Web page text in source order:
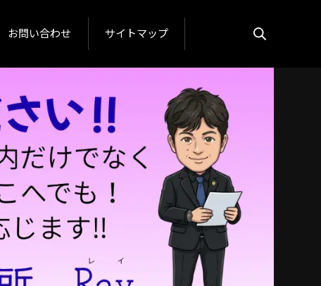
お問い合わせ サイトマップ